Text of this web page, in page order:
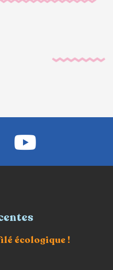
écologique !